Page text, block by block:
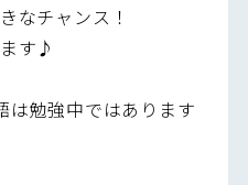
なチャンス！
す♪
は勉強中ではあります